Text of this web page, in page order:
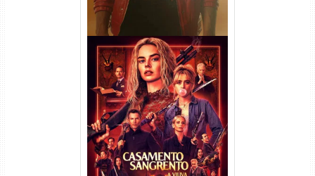
Casamento Sangrento: A
Viúva Torrent (2026) WEB-DL
720p/1080p/4K Dual Áudio